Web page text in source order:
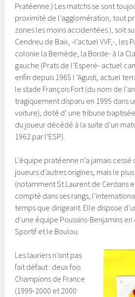
Pratéenne.) Les matchs se sont
proximité de l’agglomération, tout
zones les moins accidentées ), soit
Cendreu de Baix, -l’actuel VVF,-, les
colonie la Bernède, la Borde- à la
gauche (Prats de l’Esperé- actuel
enfin depuis 1965 l ‘Agusti, actuel
le stade François Fort (du nom de
tragiquement disparu en 1995 dans
voiture), doté d’ une tribune
du joueur décédé à la suite d’un
1962 par l’ESP).
L’équipe pratéenne n’a jamais
joueurs d’autres origines, mais le
(notamment St Laurent de Cerdans
compté dans ses rangs,
temps que dirigeant. Elle dispose
d’une équipe Poussins-Benjamins
Sportif et le Boulou.
Les lauriers n’ont pas
fait défaut : deux fois
Champions de France
(1999-2000 et 2000